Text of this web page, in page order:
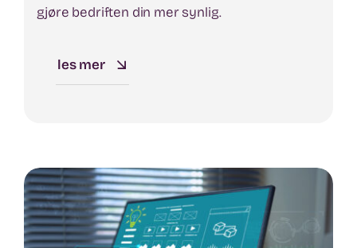
gjøre bedriften din mer synlig.
les mer